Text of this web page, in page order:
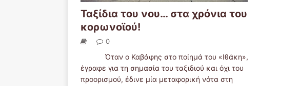
Ταξίδια του νου… στα χρόνια του
κορωνοϊού!
0
Όταν ο Καβάφης στο ποίημά του «Ιθάκη»,
έγραφε για τη σημασία του ταξιδιού και όχι του
προορισμού, έδινε μία μεταφορική νότα στη